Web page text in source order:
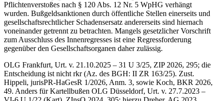
Pflichtenverstoßes nach § 120 Abs. 12 Nr. 5 WpHG verhängt
wurden. Bußgeldsanktionen durch öffentliche Stellen einerseits und
gesellschaftsrechtlicher Schadensersatz andererseits sind hiernach
voneinander getrennt zu betrachten. Mangels gesetzlicher Vorschrift
zum Ausschluss des Innenregresses ist eine Regressforderung
gegenüber den Gesellschaftsorganen daher zulässig.
OLG Frankfurt, Urt. v. 21.10.2025 – 31 U 3/25, ZIP 2026, 295; die
Entscheidung ist nicht rkr (Az. des BGH: II ZR 163/25). Zust.
Hippeli, jurisPR-HaGesR 1/2026, Anm. 3, sowie Koch, BKR 2026,
49. Anders für Kartellbußen OLG Düsseldorf, Urt. v. 27.7.2023 –